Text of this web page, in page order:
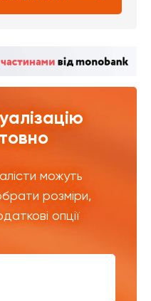
можуть
розміри,
опції